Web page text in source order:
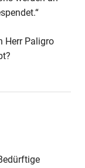
Herr Paligro